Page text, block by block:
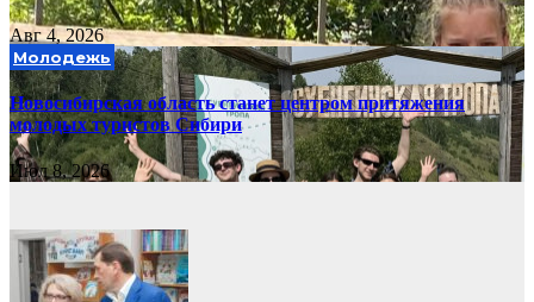
Авг 4, 2026
Молодежь
Новосибирская область станет центром притяжения
молодых туристов Сибири
Июл 8, 2026